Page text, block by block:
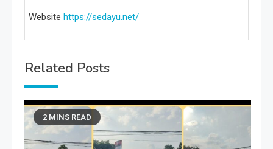
Website https://sedayu.net/
Related Posts
2 MINS READ